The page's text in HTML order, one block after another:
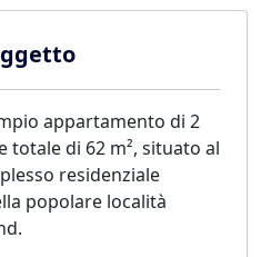
appartamento di 2
totale di 62 m², situato al
residenziale
popolare località